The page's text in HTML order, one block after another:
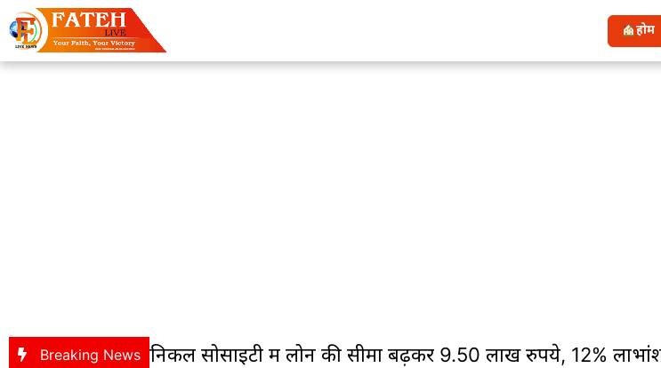
होम
Breaking News
मैकेनिकल सोसाइटी में लोन की सीमा बढ़कर 9.50 लाख रुपये, 12% लाभांश की घोषणा